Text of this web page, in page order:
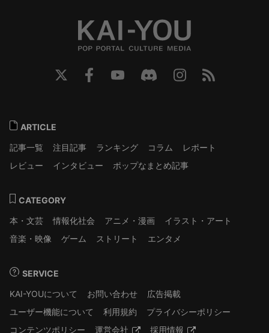
ARTICLE
記事一覧
注目記事 ランキング コラム
レポート
レビュー
インタビュー ポップなまとめ記事
CATEGORY
本・文芸
情報化社会 アニメ・漫画
イラスト・アート
音楽・映像
ゲーム ストリート エンタメ
SERVICE
KAI-YOUについて
お問い合わせ
広告掲載
ユーザー機能について
利用規約
プライバシーポリシー
コンテンツポリシー
運営会社 採用情報